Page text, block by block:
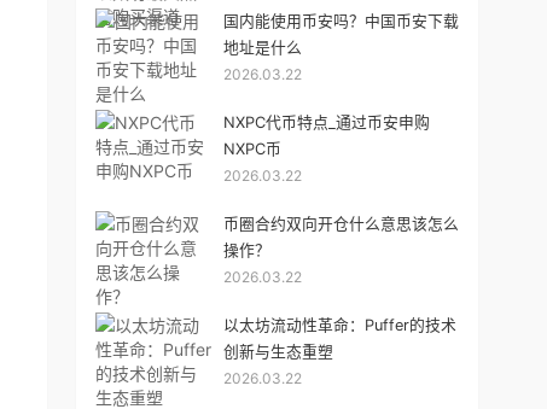
国内能使用币安吗？中国币安下载
地址是什么
2026.03.22
NXPC代币特点_通过币安申购
NXPC币
2026.03.22
币圈合约双向开仓什么意思该怎么
操作？
2026.03.22
以太坊流动性革命：Puffer的技术
创新与生态重塑
2026.03.22